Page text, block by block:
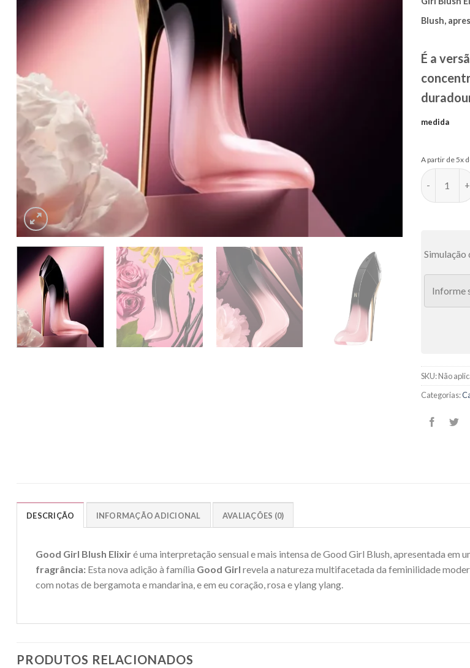
Blush,
É a
medida
A partir de 5x
Good Girl
Simulação
SKU:Não
Categorias:
DESCRIÇÃO INFORMAÇÃO ADICIONAL AVALIAÇÕES (0)
Good Girl Blush Elixiré uma interpretação sensual e mais intensa de Good Girl Blush, apresentada
fragrância: Esta nova adição à família Good Girl revela a natureza multifacetada da feminilidade
com notas de bergamota e mandarina, e em eu coração, rosa e ylang ylang.
PRODUTOS RELACIONADOS